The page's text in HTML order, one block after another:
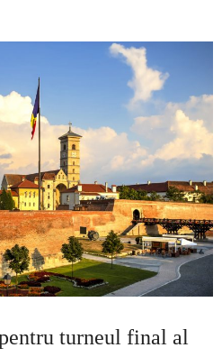
turneul final al